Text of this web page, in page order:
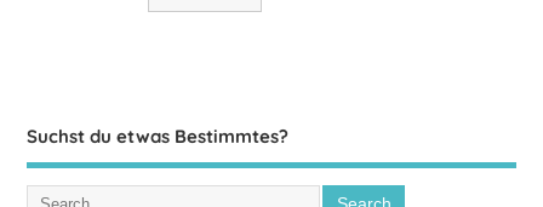
Suchst du etwas Bestimmtes?